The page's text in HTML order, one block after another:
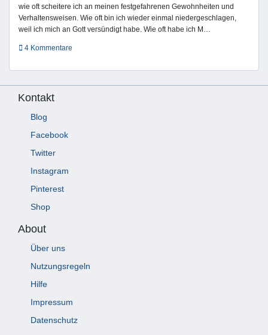
wie oft scheitere ich an meinen festgefahrenen Gewohnheiten und
Verhaltensweisen. Wie oft bin ich wieder einmal niedergeschlagen,
weil ich mich an Gott versündigt habe. Wie oft habe ich M…
4 Kommentare
Kontakt
Blog
Facebook
Twitter
Instagram
Pinterest
Shop
About
Über uns
Nutzungsregeln
Hilfe
Impressum
Datenschutz